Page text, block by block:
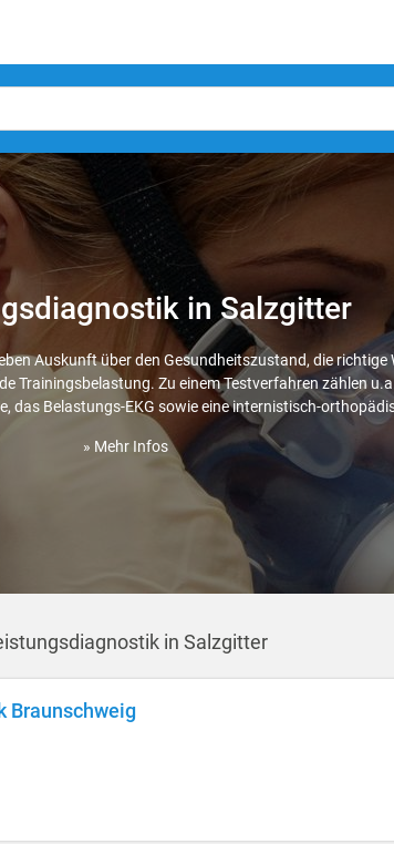
in Salzgitter
Auskunft über den Gesundheitszustand, die richtige
Trainingsbelastung. Zu einem Testverfahren zählen
das Belastungs-EKG sowie eine internistisch-
» Mehr Infos
in Salzgitter
Braunschweig